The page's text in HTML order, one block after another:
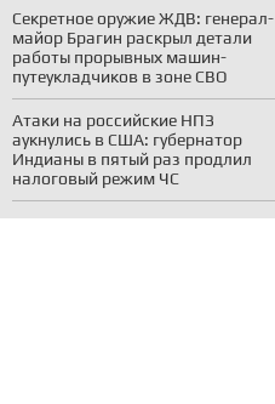
Секретное оружие ЖДВ: генерал-
майор Брагин раскрыл детали
работы прорывных машин-
путеукладчиков в зоне СВО
Атаки на российские НПЗ
аукнулись в США: губернатор
Индианы в пятый раз продлил
налоговый режим ЧС